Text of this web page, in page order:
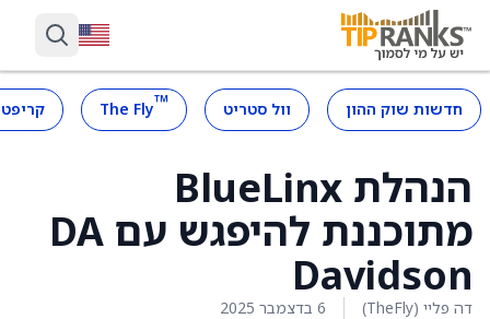
חדשות שוק ההון וול סטריט ™
The Fly
הנהלת BlueLinx
מתוכננת להיפגש עם DA
Davidson
דה פליי (TheFly) 6 בדצמבר 2025